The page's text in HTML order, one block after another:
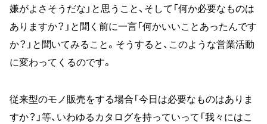
嫌がよさそうだな」と思うこと、そして「何か必要なものは
ありますか？」と聞く前に一言「何かいいことあったんです
か？」と聞いてみること。そうすると、このような営業活動
に変わってくるのです。
従来型のモノ販売をする場合「今日は必要なものはありま
すか？」等、いわゆるカタログを持っていって「我々にはこ